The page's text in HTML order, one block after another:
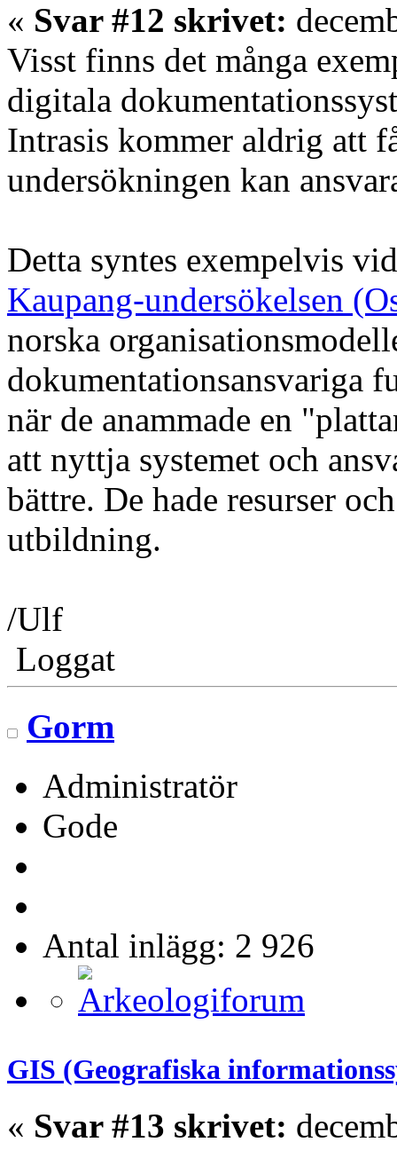
« Svar #12 skrivet:
Visst finns det många
digitala
Intrasis kommer aldrig att
undersökningen kan
Detta syntes exempelvis
Kaupang-undersökelsen
norska
dokumentationsansvariga
när de anammade en
att nyttja systemet och
bättre. De hade resurser
utbildning.
/Ulf
Loggat
Gorm
Administratör
Gode
Antal inlägg: 2 926
GIS (Geografiska
« Svar #13 skrivet: